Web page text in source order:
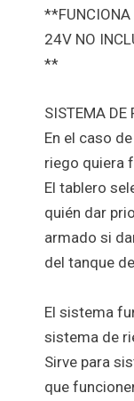
**FUNCIONA
24V NO
**
SISTEMA DE
En el caso
riego quiera
El tablero
quién dar
armado si
del tanque
El sistema
sistema de
Sirve para
que